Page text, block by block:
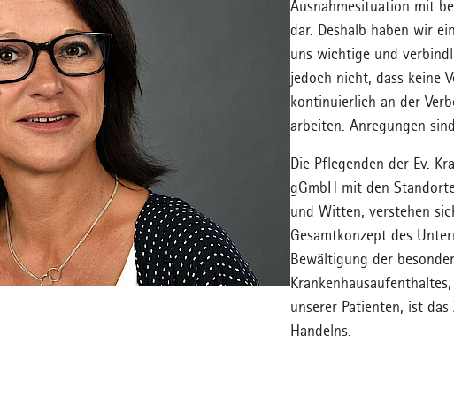
Ausnahmesituation mit
dar. Deshalb haben wir
uns wichtige und
jedoch nicht, dass keine
kontinuierlich an der
arbeiten. Anregungen
Die Pflegenden der Ev.
gGmbH mit den
und Witten, verstehen
Gesamtkonzept des
Bewältigung der
unserer Patienten, ist
Handelns.